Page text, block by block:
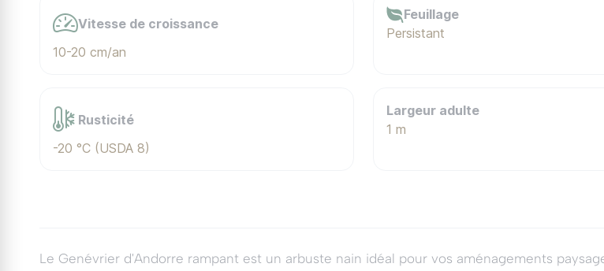
Vitesse de croissance
10-20 cm/an
Feuillage
Persistant
Rusticité
-20 °C (USDA 8)
Largeur adulte
1 m
Le Genévrier d'Andorre rampant est un arbuste nain idéal pour vos aménagements